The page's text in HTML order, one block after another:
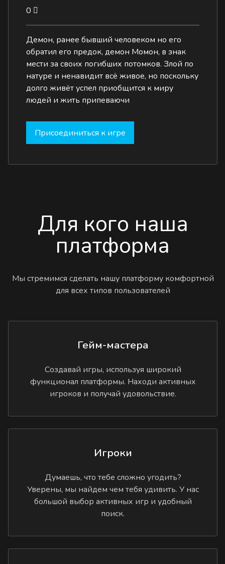
0
Демон, ранее бывший человеком но его
обратил его предок, демон Момон, в знак
мести за своих погибших потомков. Злой по
натуре и ненавидит всё живое, но поскольку
долго живёт успел приобщится к миру
людей и жить припеваючи
Присоединиться к игре
Для кого наша
платформа
Мы стремимся сделать нашу платформу комфортной
для всех типов пользователей
Гейм-мастера
Создавай игры, используя широкий
функционал платформы. Находи активных
игроков и получай удовольствие.
Игроки
Думаешь, что тебе сложно угодить?
Уверены, мы найдем чем тебя удивить. У нас
большой выбор активных игр и удобный
поиск.